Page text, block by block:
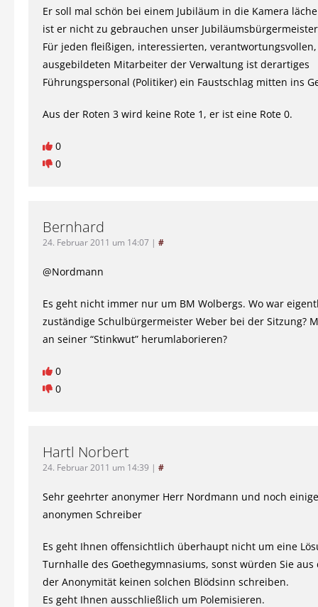
Er soll mal schön bei einem Jubiläum in die Kamera
ist er nicht zu gebrauchen unser
Für jeden fleißigen, interessierten,
ausgebildeten Mitarbeiter der Verwaltung ist derartiges
Führungspersonal (Politiker) ein Faustschlag mitten ins
Aus der Roten 3 wird keine Rote 1, er ist eine Rote 0.
0
0
Bernhard
24. Februar 2011 um 14:07 | #
@Nordmann
Es geht nicht immer nur um BM Wolbergs. Wo war
zuständige Schulbürgermeister Weber bei der Sitzung?
an seiner “Stinkwut” herumlaborieren?
0
0
Hartl Norbert
24. Februar 2011 um 14:39 | #
Sehr geehrter anonymer Herr Nordmann und noch
anonymen Schreiber
Es geht Ihnen offensichtlich überhaupt nicht um eine
Turnhalle des Goethegymnasiums, sonst würden Sie aus
der Anonymität keinen solchen Blödsinn schreiben.
Es geht Ihnen ausschließlich um Polemisieren.